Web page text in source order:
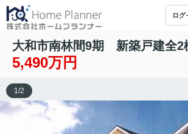
ログ
大和市南林間9期 新築戸建全
5,490万円
1/2